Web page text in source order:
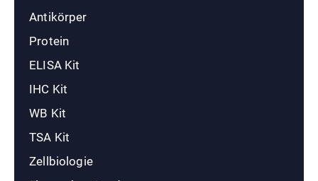
Antikörper
Protein
ELISA Kit
IHC Kit
WB Kit
TSA Kit
Zellbiologie